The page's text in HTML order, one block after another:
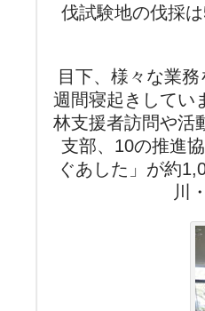
伐試験地の伐採
目下、様々な業
週間寝起きしてい
林支援者訪問や活
支部、10の推進
ぐあした」が約
川